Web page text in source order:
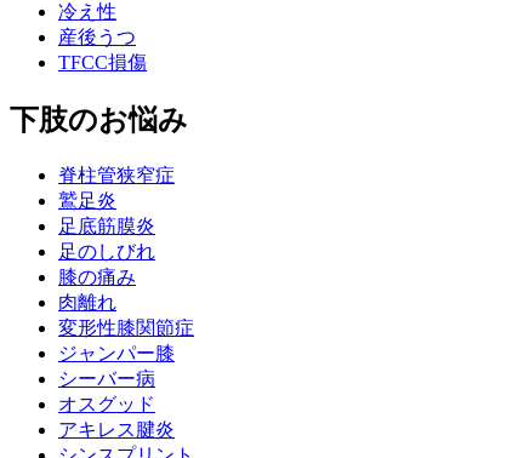
冷え性
産後うつ
TFCC損傷
下肢のお悩み
脊柱管狭窄症
鷲足炎
足底筋膜炎
足のしびれ
膝の痛み
肉離れ
変形性膝関節症
ジャンパー膝
シーバー病
オスグッド
アキレス腱炎